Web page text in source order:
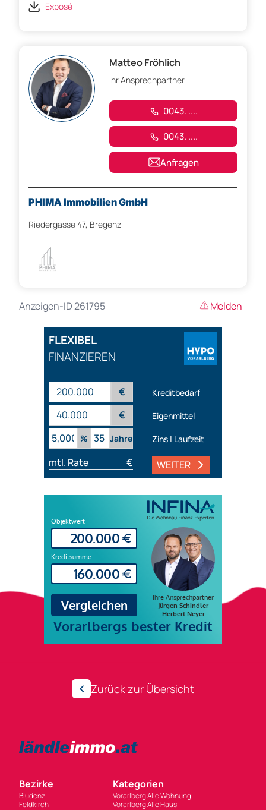
Exposé
Matteo Fröhlich
Ihr Ansprechpartner
0043. ....
0043. ....
Anfragen
PHIMA Immobilien GmbH
Riedergasse 47, Bregenz
Anzeigen-ID 261795 Melden
FLEXIBEL
FINANZIEREN
€ Kreditbedarf
€
Eigenmittel
%
Jahre Zins | Laufzeit
mtl. Rate € WEITER
Zurück zur Übersicht
Bezirke
Bludenz
Feldkirch
Kategorien
Vorarlberg Alle Wohnung
Vorarlberg Alle Haus